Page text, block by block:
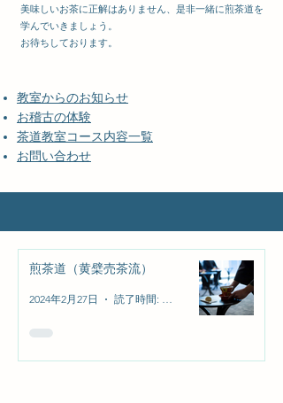
美味しいお茶に正解はありません、是非一緒に煎茶道を
学んでいきましょう。
お待ちしております。
教室からのお知らせ
お稽古の体験
茶道教室コース内容一覧
​お問い合わせ
煎茶道（黄檗売茶流）
2024年2月27日